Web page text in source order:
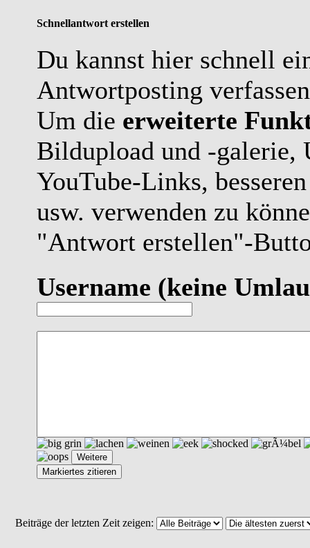
Schnellantwort erstellen
Du kannst hier schnell
Antwortposting
Um die erweiterte
Bildupload und -galerie,
YouTube-Links,
usw. verwenden zu
"Antwort erstellen"-
Username (keine
Beiträge der letzten Zeit zeigen: